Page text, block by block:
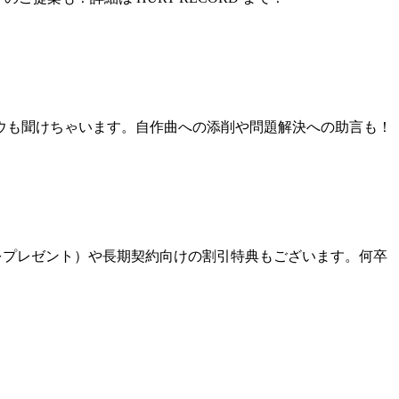
聞けちゃいます。自作曲への添削や問題解決への助言も！
レゼント）や長期契約向けの割引特典もございます。何卒